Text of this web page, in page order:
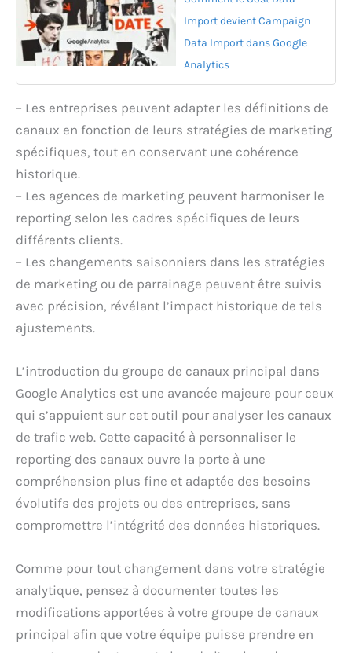
Import devient Campaign
Data Import dans Google
Analytics
– Les entreprises peuvent adapter les définitions de
canaux en fonction de leurs stratégies de marketing
spécifiques, tout en conservant une cohérence
historique.
– Les agences de marketing peuvent harmoniser le
reporting selon les cadres spécifiques de leurs
différents clients.
– Les changements saisonniers dans les stratégies
de marketing ou de parrainage peuvent être suivis
avec précision, révélant l’impact historique de tels
ajustements.
L’introduction du groupe de canaux principal dans
Google Analytics est une avancée majeure pour ceux
qui s’appuient sur cet outil pour analyser les canaux
de trafic web. Cette capacité à personnaliser le
reporting des canaux ouvre la porte à une
compréhension plus fine et adaptée des besoins
évolutifs des projets ou des entreprises, sans
compromettre l’intégrité des données historiques.
Comme pour tout changement dans votre stratégie
analytique, pensez à documenter toutes les
modifications apportées à votre groupe de canaux
principal afin que votre équipe puisse prendre en